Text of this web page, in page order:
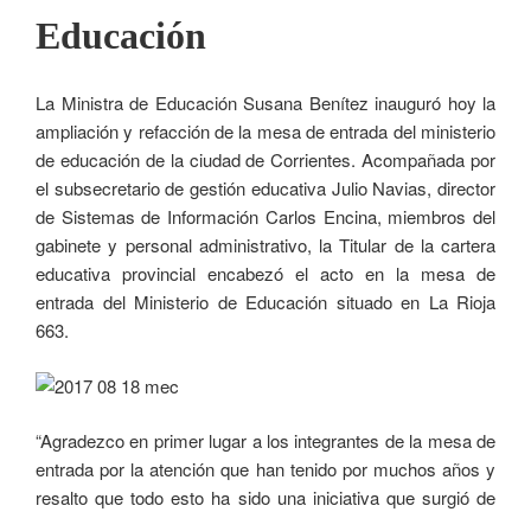
Educación
La Ministra de Educación Susana Benítez inauguró hoy la
ampliación y refacción de la mesa de entrada del ministerio
de educación de la ciudad de Corrientes. Acompañada por
el subsecretario de gestión educativa Julio Navias, director
de Sistemas de Información Carlos Encina, miembros del
gabinete y personal administrativo, la Titular de la cartera
educativa provincial encabezó el acto en la mesa de
entrada del Ministerio de Educación situado en La Rioja
663.
“Agradezco en primer lugar a los integrantes de la mesa de
entrada por la atención que han tenido por muchos años y
resalto que todo esto ha sido una iniciativa que surgió de